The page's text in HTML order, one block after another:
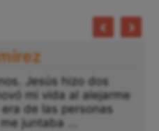
Jesús hizo dos
mi vida al alejarme
de las personas
juntaba ...